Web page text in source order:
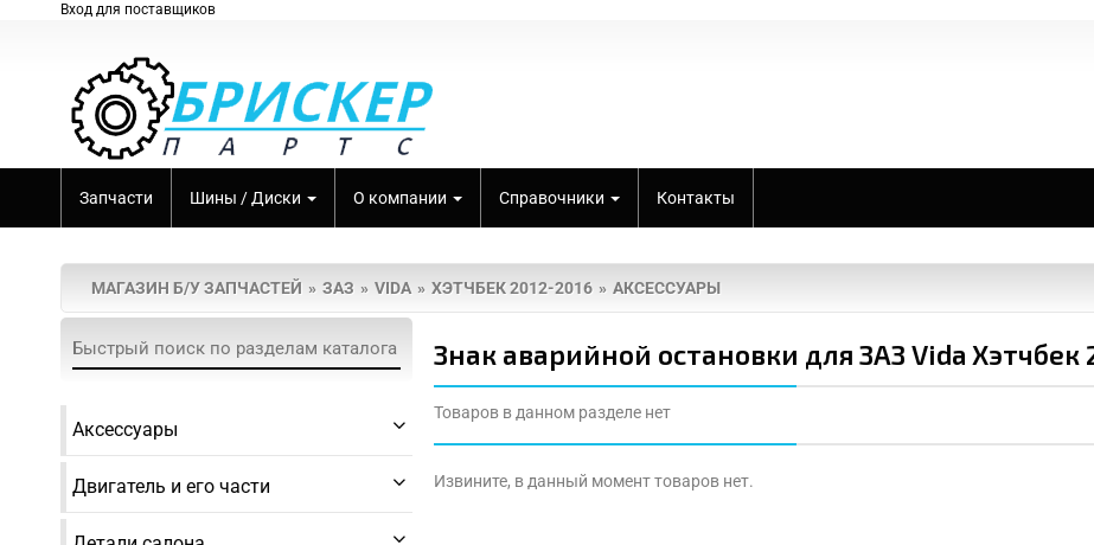
Вход для поставщиков
Запчасти Шины / Диски О компании Справочники Контакты
МАГАЗИН Б/У ЗАПЧАСТЕЙ ЗАЗ VIDA ХЭТЧБЕК 2012-2016 АКСЕССУАРЫ
Аксессуары
Двигатель и его части
Знак аварийной остановки для ЗАЗ Vida Хэтчбек
Товаров в данном разделе нет
Извините, в данный момент товаров нет.